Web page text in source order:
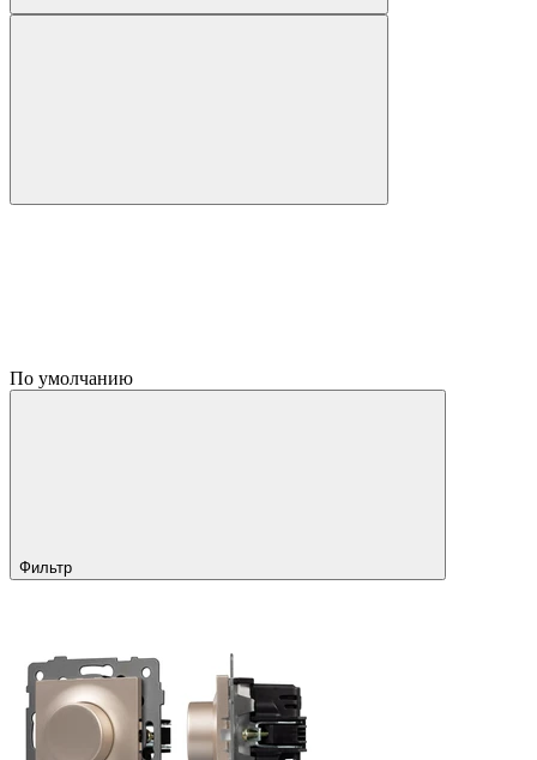
По умолчанию
Фильтр